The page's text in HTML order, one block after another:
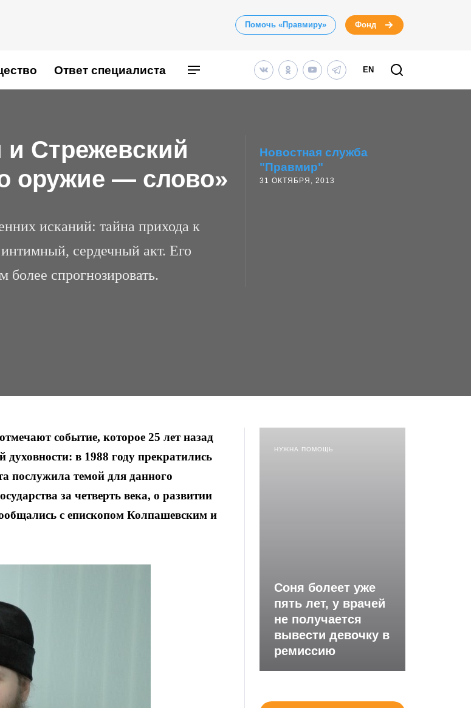
Помочь «Правмиру» Фонд
Ответ специалиста EN
Стрежевский
оружие — слово»
исканий: тайна прихода к
сердечный акт. Его
более спрогнозировать.
Новостная служба
"Правмир"
31 ОКТЯБРЯ, 2013
событие, которое 25 лет назад
духовности: в 1988 году прекратились
послужила темой для данного
за четверть века, о развитии
с епископом Колпашевским и
НУЖНА ПОМОЩЬ
Соня болеет уже
пять лет, у врачей
не получается
вывести девочку в
ремиссию